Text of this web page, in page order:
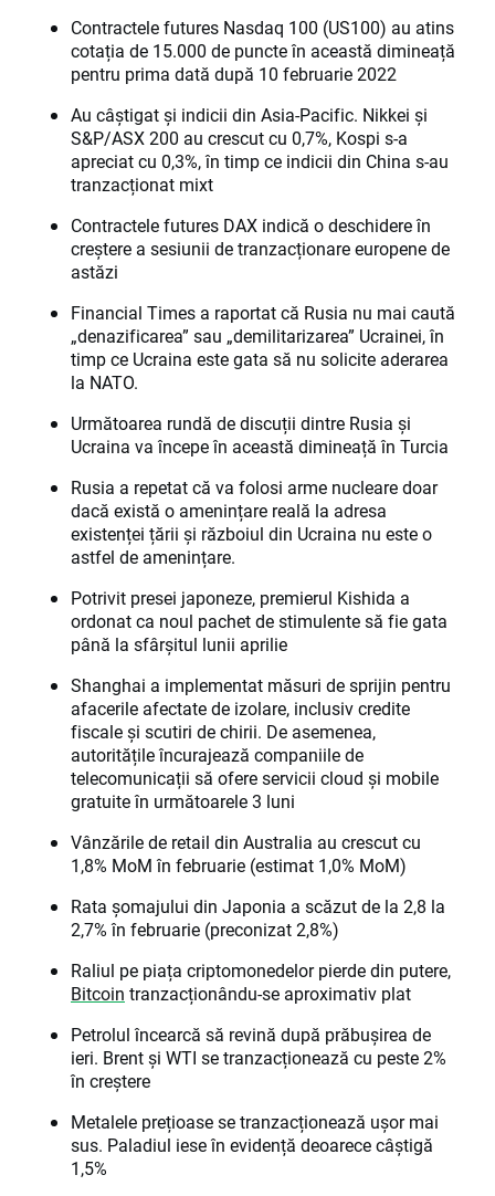
Contractele futures Nasdaq 100 (US100) au atins
cotația de 15.000 de puncte în această dimineață
pentru prima dată după 10 februarie 2022
Au câștigat și indicii din Asia-Pacific. Nikkei și
S&P/ASX 200 au crescut cu 0,7%, Kospi s-a
apreciat cu 0,3%, în timp ce indicii din China s-au
tranzacționat mixt
Contractele futures DAX indică o deschidere în
creștere a sesiunii de tranzacționare europene de
astăzi
Financial Times a raportat că Rusia nu mai caută
„denazificarea” sau „demilitarizarea” Ucrainei, în
timp ce Ucraina este gata să nu solicite aderarea
la NATO.
Următoarea rundă de discuții dintre Rusia și
Ucraina va începe în această dimineață în Turcia
Rusia a repetat că va folosi arme nucleare doar
dacă există o amenințare reală la adresa
existenței țării și războiul din Ucraina nu este o
astfel de amenințare.
Potrivit presei japoneze, premierul Kishida a
ordonat ca noul pachet de stimulente să fie gata
până la sfârșitul lunii aprilie
Shanghai a implementat măsuri de sprijin pentru
afacerile afectate de izolare, inclusiv credite
fiscale și scutiri de chirii. De asemenea,
autoritățile încurajează companiile de
telecomunicații să ofere servicii cloud și mobile
gratuite în următoarele 3 luni
Vânzările de retail din Australia au crescut cu
1,8% MoM în februarie (estimat 1,0% MoM)
Rata șomajului din Japonia a scăzut de la 2,8 la
2,7% în februarie (preconizat 2,8%)
Raliul pe piața criptomonedelor pierde din putere,
Bitcoin tranzacționându-se aproximativ plat
Petrolul încearcă să revină după prăbușirea de
ieri. Brent și WTI se tranzacționează cu peste 2%
în creștere
Metalele prețioase se tranzacționează ușor mai
sus. Paladiul iese în evidență deoarece câștigă
1,5%